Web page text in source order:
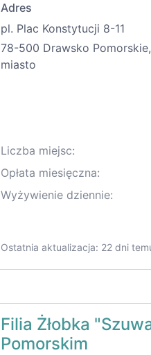
Adres
pl. Plac Konstytucji 8-11
78-500 Drawsko Pomorskie,
miasto
Liczba miejsc:
Opłata miesięczna:
Wyżywienie dziennie:
Ostatnia aktualizacja: 22 dni
Filia Żłobka
Pomorskim